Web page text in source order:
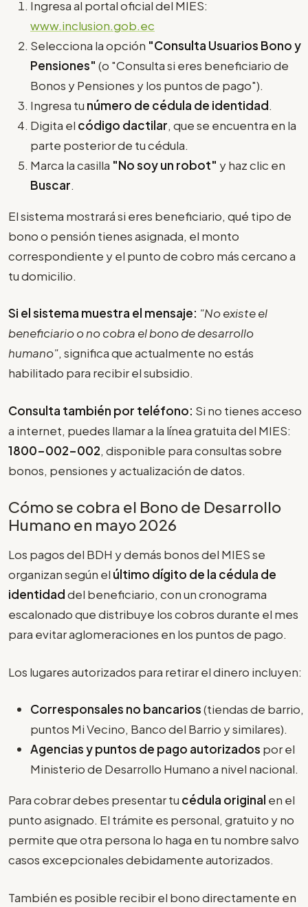
Ingresa al portal oficial del MIES:
www.inclusion.gob.ec
Selecciona la opción "Consulta Usuarios Bono y
Pensiones" (o "Consulta si eres beneficiario de
Bonos y Pensiones y los puntos de pago").
Ingresa tu número de cédula de identidad.
Digita el código dactilar, que se encuentra en la
parte posterior de tu cédula.
Marca la casilla "No soy un robot" y haz clic en
Buscar.
El sistema mostrará si eres beneficiario, qué tipo de
bono o pensión tienes asignada, el monto
correspondiente y el punto de cobro más cercano a
tu domicilio.
Si el sistema muestra el mensaje: "No existe el
beneficiario o no cobra el bono de desarrollo
humano", significa que actualmente no estás
habilitado para recibir el subsidio.
Consulta también por teléfono: Si no tienes acceso
a internet, puedes llamar a la línea gratuita del MIES:
1800-002-002, disponible para consultas sobre
bonos, pensiones y actualización de datos.
Cómo se cobra el Bono de Desarrollo
Humano en mayo 2026
Los pagos del BDH y demás bonos del MIES se
organizan según el último dígito de la cédula de
identidaddel beneficiario, con un cronograma
escalonado que distribuye los cobros durante el mes
para evitar aglomeraciones en los puntos de pago.
Los lugares autorizados para retirar el dinero incluyen:
Corresponsales no bancarios(tiendas de barrio,
puntos Mi Vecino, Banco del Barrio y similares).
Agencias y puntos de pago autorizados por el
Ministerio de Desarrollo Humano a nivel nacional.
Para cobrar debes presentar tu cédula original en el
punto asignado. El trámite es personal, gratuito y no
permite que otra persona lo haga en tu nombre salvo
casos excepcionales debidamente autorizados.
También es posible recibir el bono directamente en